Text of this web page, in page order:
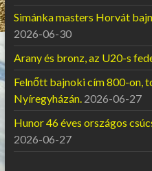
Simánka masters Horvát
2026-06-30
Arany és bronz, az U20-s
Felnőtt bajnoki cím 800-on,
Nyíregyházán. 2026-06-27
Hunor 46 éves országos
2026-06-27